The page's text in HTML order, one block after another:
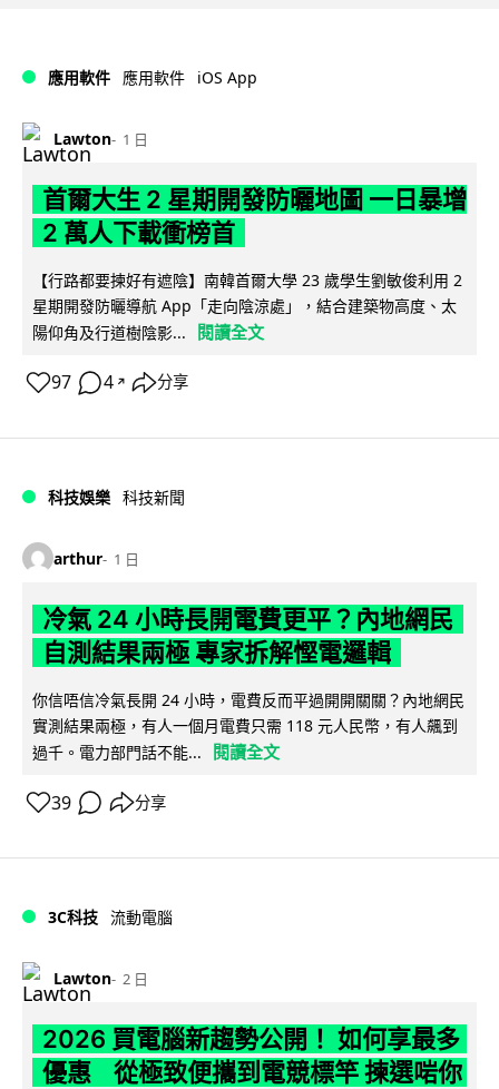
應用軟件 應用軟件 iOS App
Lawton 1 日
首爾大生 2 星期開發防曬地圖 一日暴增
2 萬人下載衝榜首
【行路都要揀好有遮陰】南韓首爾大學 23 歲學生劉敏俊利用 2
星期開發防曬導航 App「走向陰涼處」，結合建築物高度、太
陽仰角及行道樹陰影...
閱讀全文
97 4 ↗ 分享
科技娛樂 科技新聞
arthur 1 日
冷氣 24 小時長開電費更平？內地網民
自測結果兩極 專家拆解慳電邏輯
你信唔信冷氣長開 24 小時，電費反而平過開開關關？內地網民
實測結果兩極，有人一個月電費只需 118 元人民幣，有人飆到
過千。電力部門話不能...
閱讀全文
39 分享
3C科技 流動電腦
Lawton 2 日
2026 買電腦新趨勢公開！ 如何享最多
優惠 從極致便攜到電競標竿 揀選啱你